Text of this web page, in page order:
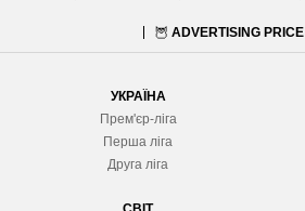
🦉 ADVERTISING PRICE
УКРАЇНА
Прем'єр-ліга
Перша ліга
Друга ліга